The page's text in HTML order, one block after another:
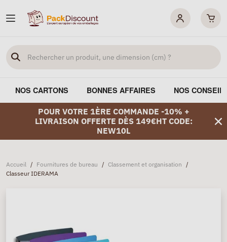
NOS CARTONS BONNES AFFAIRES NOS
POUR VOTRE 1ÈRE COMMANDE -10% +
LIVRAISON OFFERTE DÈS 149€HT CODE:
NEW10L
Accueil / Fournitures de bureau / Classement et organisation /
Classeur IDERAMA